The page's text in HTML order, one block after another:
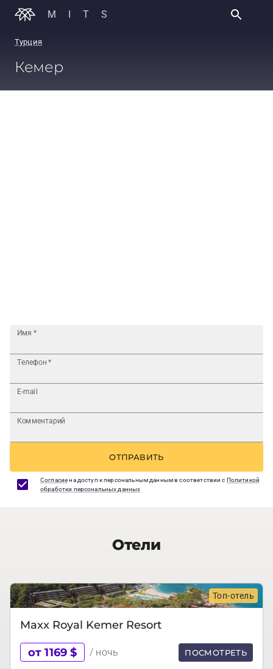
MITS
Турция
Кемер
Имя *
Телефон *
E-mail
Комментарий
ОТПРАВИТЬ
Согласиена доступ к персональным данным в соответствии с Политикой
обработки персональных данных
Отели
Топ-отель
Maxx Royal Kemer Resort
от 1169 $ / ночь ПОСМОТРЕТЬ